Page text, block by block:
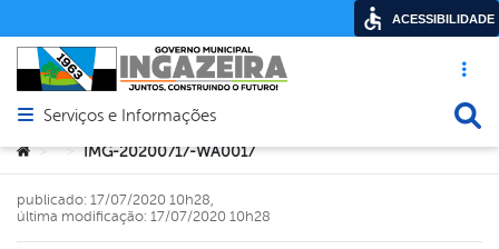
Acesso
Abrir menu principal de navegação
Serviços e Informações
Você está aqui:
> > IMG-20200717-WA0017
publicado: 17/07/2020 10h28,
última modificação: 17/07/2020 10h28
ACESSIBILIDADE